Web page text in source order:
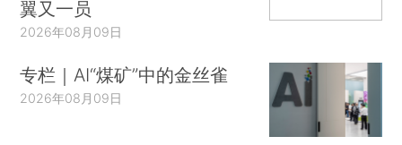
翼又一员
2026年08月09日
专栏｜AI“煤矿”中的金丝雀
2026年08月09日